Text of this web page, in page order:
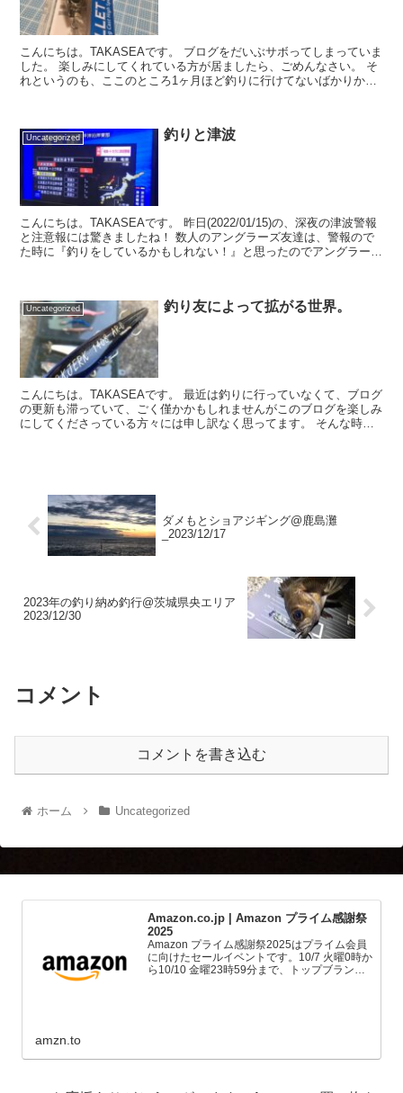
こんにちは。TAKASEAです。 ブログをだいぶサボってしまっていま
した。 楽しみにしてくれている方が居ましたら、ごめんなさい。 そ
れというのも、ここのところ1ヶ月ほど釣りに行けてないばかりか体
Uncategorized 釣りと津波
こんにちは。TAKASEAです。 昨日(2022/01/15)の、深夜の津波警報
と注意報には驚きましたね！ 数人のアングラーズ友達は、警報ので
た時に『釣りをしているかもしれない！』と思ったのでアングラーズ
Uncategorized 釣り友によって拡がる世界。
こんにちは。TAKASEAです。 最近は釣りに行っていなくて、ブログ
の更新も滞っていて、ごく僅かかもしれませんがこのブログを楽しみ
にしてくださっている方々には申し訳なく思ってます。 そんな時に
ダメもとショアジギング@鹿島灘
_2023/12/17
2023年の釣り納め釣行@茨城県央エリア
2023/12/30
コメント
コメントを書き込む
ホーム Uncategorized
Amazon.co.jp | Amazon プライム感謝祭
2025
Amazon プライム感謝祭2025はプライム会員
に向けたセールイベントです。10/7 火曜0時か
ら10/10 金曜23時59分まで、トップブランド
amzn.to